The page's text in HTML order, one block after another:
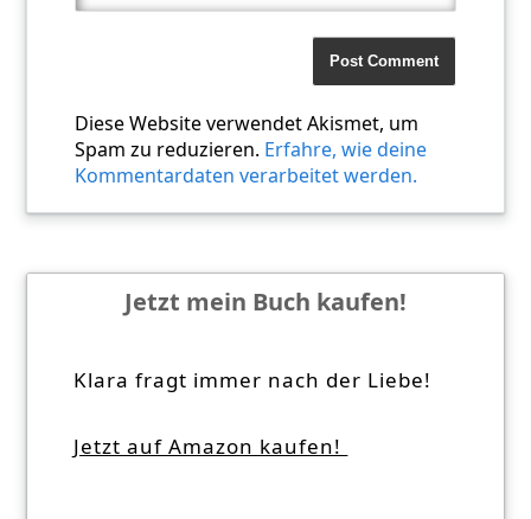
Diese Website verwendet Akismet, um
Spam zu reduzieren. Erfahre, wie deine
Kommentardaten verarbeitet werden.
Jetzt mein Buch kaufen!
Klara fragt immer nach der Liebe!
Jetzt auf Amazon kaufen!